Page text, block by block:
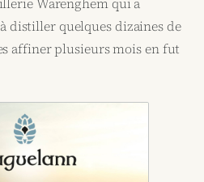
distiller quelques dizaines de
affiner plusieurs mois en fut